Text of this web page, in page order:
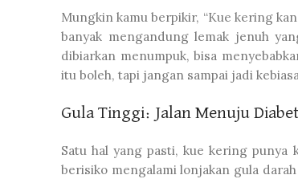
Mungkin kamu berpikir, “Kue kering
banyak mengandung lemak jenuh
dibiarkan menumpuk, bisa
itu boleh, tapi jangan sampai jadi
Gula Tinggi: Jalan Menuju
Satu hal yang pasti, kue kering
berisiko mengalami lonjakan gula